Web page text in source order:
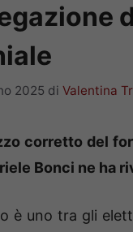
2025 di Valentina
corretto del
Bonci ne ha
è uno tra gli